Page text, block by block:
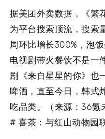
据美团外卖数据，《繁
为平台搜索顶流，搜索
周环比增长300%，泡
电视剧带火餐饮不是一
剧《来自星星的你》也
啤酒，直至今日，韩式
吃品类。（来源：36氪
# 喜茶：与红山动物园